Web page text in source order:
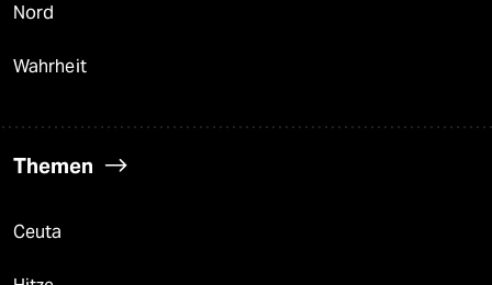
Nord
Wahrheit
Themen
Ceuta